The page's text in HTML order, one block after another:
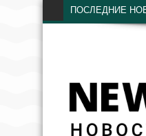
ПОСЛЕДНИЕ